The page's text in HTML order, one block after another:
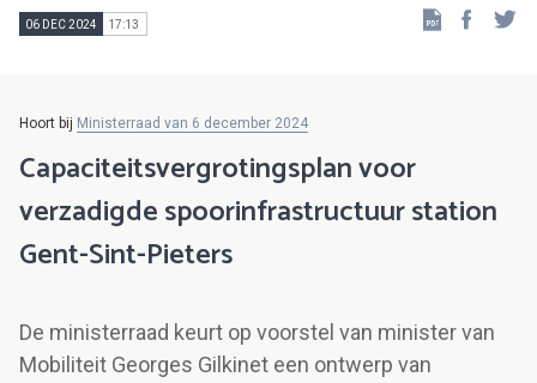
06 DEC 2024 17:13
Hoort bij Ministerraad van 6 december 2024
Capaciteitsvergrotingsplan voor
verzadigde spoorinfrastructuur station
Gent-Sint-Pieters
De ministerraad keurt op voorstel van minister van
Mobiliteit Georges Gilkinet een ontwerp van